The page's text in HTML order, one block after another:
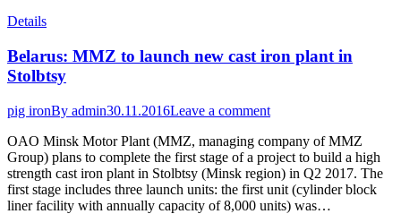
Details
Belarus: MMZ to launch new cast iron plant in
Stolbtsy
pig ironBy admin30.11.2016Leave a comment
OAO Minsk Motor Plant (MMZ, managing company of MMZ
Group) plans to complete the first stage of a project to build a high
strength cast iron plant in Stolbtsy (Minsk region) in Q2 2017. The
first stage includes three launch units: the first unit (cylinder block
liner facility with annually capacity of 8,000 units) was…